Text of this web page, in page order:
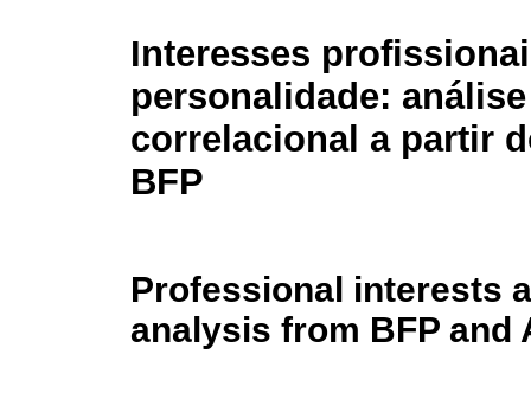
Interesses
personalidade: análise
correlacional a partir
BFP
Professional interests
analysis from BFP and